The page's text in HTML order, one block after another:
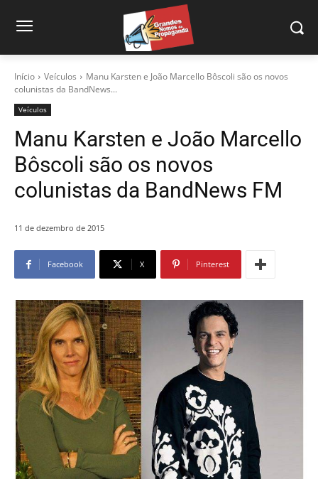
Início Veículos
Manu Karsten e João Marcello Bôscoli são os novos
colunistas da BandNews...
Veículos
Manu Karsten e João Marcello
Bôscoli são os novos
colunistas da BandNews FM
11 de dezembro de 2015
Facebook X Pinterest